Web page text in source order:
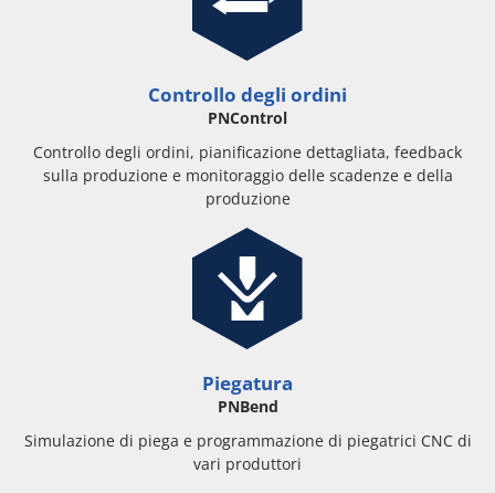
Controllo degli ordini
PNControl
Controllo degli ordini, pianificazione dettagliata, feedback
sulla produzione e monitoraggio delle scadenze e della
produzione
Piegatura
PNBend
Simulazione di piega e programmazione di piegatrici CNC di
vari produttori